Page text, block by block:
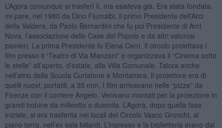
L’Agora comunque si trasferì lì, ma esisteva già. Era stata fondata,
mi pare, nel 1980 da Dino Fiumalbi, il primo Presidente dell’Arci
della Valdera, da Paolo Bernardini che fu poi Presidente di Arci
Nova, l’associazione delle Case del Popolo e da altri valorosi
pionieri. La prima Presidente fu Elena Cerri. Il circolo proiettava i
film presso il “Teatro di Via Manzoni” e organizzava il “Cinema sotto
le stelle” all’aperto, d’estate, alla Villa Comunale. Talora anche
nell’atrio della Scuola Curtatone e Montanara. Il proiettore era di
quelli nuovi, portatili, a 35 mm. I film arrivavano nelle “pizze” da
Firenze con il corriere Angelo. Venivano montati per la proiezione in
grandi bobine da milleotto o duemila. L’Agorà, dopo quella fase
iniziale, si era trasferita nei locali del Circolo Vasco Gronchi, al
piano terra, nell’ex sala biliardi. L’ingresso e la biglietteria erano dal